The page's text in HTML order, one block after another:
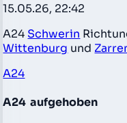
15.05.26, 22:42
A24 Schwerin
Wittenburg und
A24
A24 aufgehoben